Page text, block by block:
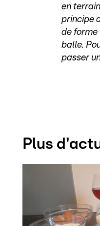
en
principe
de forme
balle.
passer
Plus